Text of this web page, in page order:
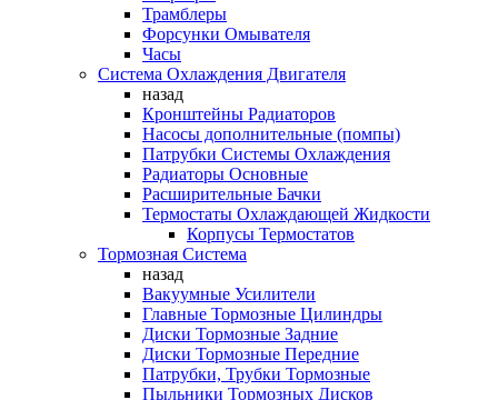
Трамблеры
Форсунки Омывателя
Часы
Система Охлаждения Двигателя
назад
Кронштейны Радиаторов
Насосы дополнительные (помпы)
Патрубки Системы Охлаждения
Радиаторы Основные
Расширительные Бачки
Термостаты Охлаждающей Жидкости
Корпусы Термостатов
Тормозная Система
назад
Вакуумные Усилители
Главные Тормозные Цилиндры
Диски Тормозные Задние
Диски Тормозные Передние
Патрубки, Трубки Тормозные
Пыльники Тормозных Дисков